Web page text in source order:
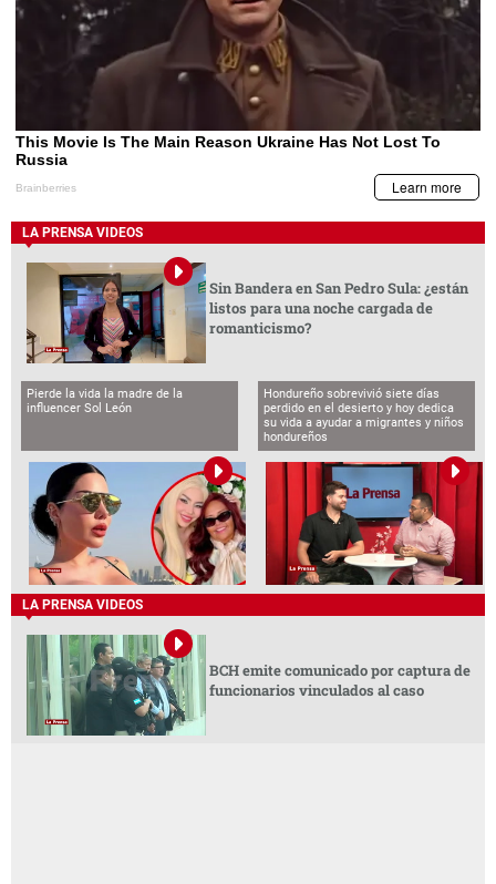
LA PRENSA VIDEOS
Sin Bandera en San Pedro Sula: ¿están
listos para una noche cargada de
romanticismo?
Pierde la vida la madre de la
influencer Sol León
Hondureño sobrevivió siete días
perdido en el desierto y hoy dedica
su vida a ayudar a migrantes y niños
hondureños
LA PRENSA VIDEOS
BCH emite comunicado por captura de
funcionarios vinculados al caso